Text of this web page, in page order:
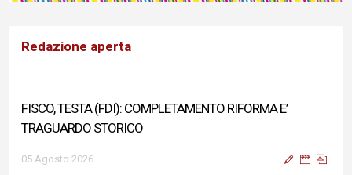
Redazione aperta
FISCO, TESTA (FDI): COMPLETAMENTO RIFORMA E’
TRAGUARDO STORICO
05 Agosto 2026